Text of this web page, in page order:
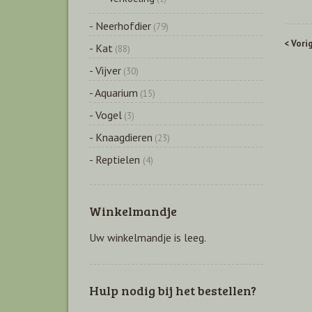
<
- Neerhofdier (79)
- Kat (88)
- Vijver (30)
- Aquarium (15)
- Vogel (3)
- Knaagdieren (23)
- Reptielen (4)
Winkelmandje
Uw winkelmandje is leeg.
Hulp nodig bij het bestellen?